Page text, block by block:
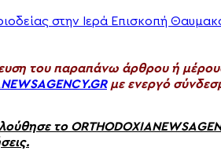
του παραπάνω άρθρου ή
με ενεργό
το